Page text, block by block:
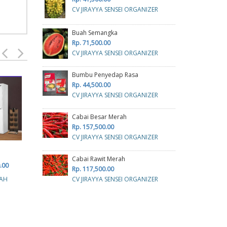
GUNTING
Rp. 8,500.00
CV. MITRA INDAH ABADI
Rp. 942,800.00
CV JIRAYYA SENSEI ORGANIZER
Buah Semangka
Rp. 71,500.00
CV JIRAYYA SENSEI ORGANIZER
Bumbu Penyedap Rasa
Rp. 44,500.00
CV JIRAYYA SENSEI ORGANIZER
Cabai Besar Merah
Rp. 157,500.00
CV JIRAYYA SENSEI ORGANIZER
Cabai Rawit Merah
Rp. 117,500.00
CV JIRAYYA SENSEI ORGANIZER